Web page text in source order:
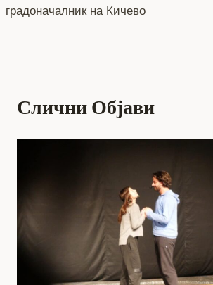
градоначалник на Кичево
Слични Објави